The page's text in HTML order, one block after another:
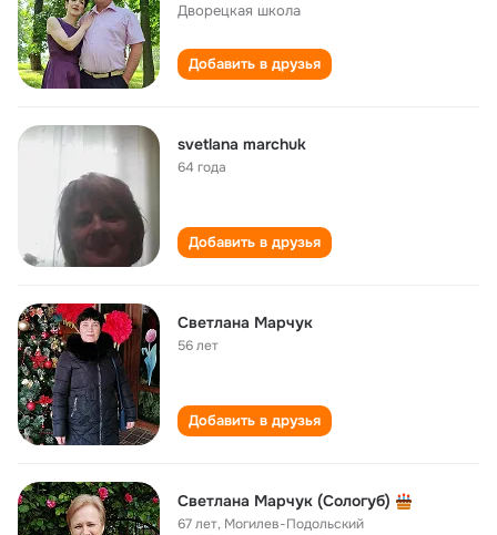
Дворецкая школа
Добавить в друзья
svetlana marchuk
64 года
Добавить в друзья
Светлана Марчук
56 лет
Добавить в друзья
Светлана Марчук (Сологуб)
67 лет, Могилев-Подольский